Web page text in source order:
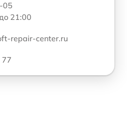
05
21:00
repair-center.ru
77